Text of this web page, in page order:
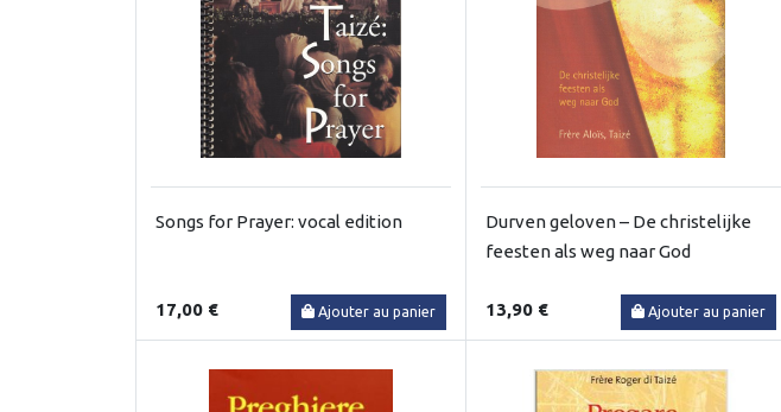
Songs for Prayer: vocal edition
17,00 € Ajouter au panier
Durven geloven – De christelijke
feesten als weg naar God
13,90 € Ajouter au panier